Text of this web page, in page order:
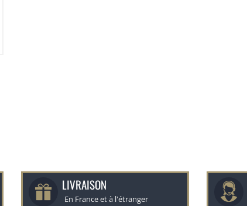
LIVRAISON
En France et à l'étranger